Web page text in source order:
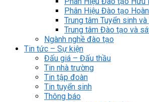
Phân Hiệu Đào tạo
Trung tâm Tuyển sinh
Trung tâm Đào tạo và
Ngành nghề đào tạo
Tin tức – Sự kiện
Đấu giá – Đấu thầu
Tin nhà trường
Tin tập đoàn
Tin tuyển sinh
Thông báo